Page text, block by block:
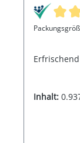
Inhalt: